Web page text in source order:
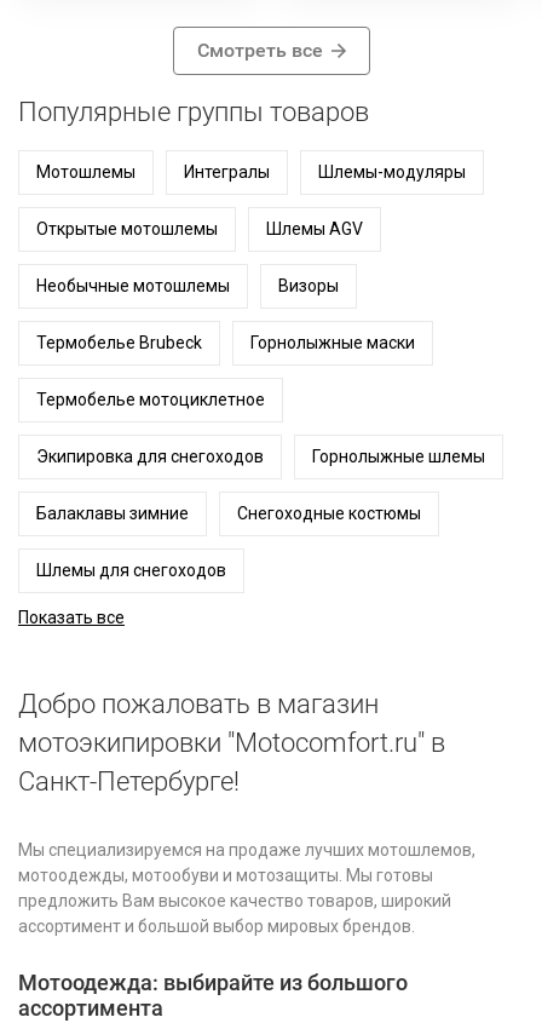
особенностей,
которые важно
знать перед
покупкой
Смотреть все
Популярные группы товаров
Мотошлемы Интегралы Шлемы-модуляры
Открытые мотошлемы Шлемы AGV
Необычные мотошлемы Визоры
Термобелье Brubeck Горнолыжные маски
Термобелье мотоциклетное
Экипировка для снегоходов Горнолыжные шлемы
Балаклавы зимние Снегоходные костюмы
Шлемы для снегоходов
Показать все
Добро пожаловать в магазин
мотоэкипировки "Motocomfort.ru" в
Санкт-Петербурге!
Мы специализируемся на продаже лучших мотошлемов,
мотоодежды, мотообуви и мотозащиты. Мы готовы
предложить Вам высокое качество товаров, широкий
ассортимент и большой выбор мировых брендов.
Мотоодежда: выбирайте из большого
ассортимента